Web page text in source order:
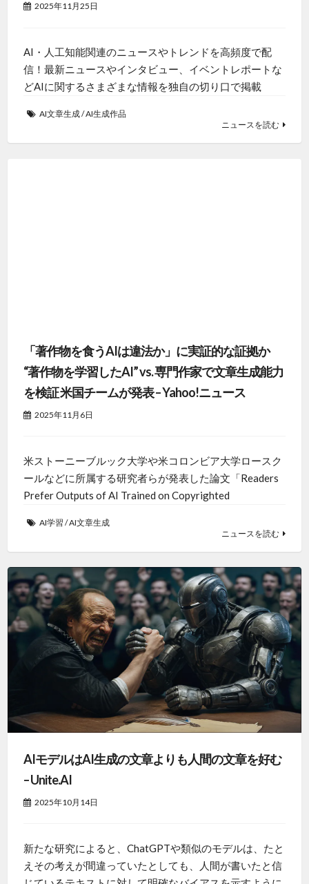
2025年11月25日
AI・人工知能関連のニュースやトレンドを高頻度で配
信！最新ニュースやインタビュー、イベントレポートな
どAIに関するさまざまな情報を独自の切り口で掲載
AI文章生成/AI生成作品
ニュースを読む
「著作物を食うAIは違法か」に実証的な証拠か
“著作物を学習したAI” vs. 専門作家で文章生成能力
を検証 米国チームが発表 – Yahoo!ニュース
2025年11月6日
米ストーニーブルック大学や米コロンビア大学ロースク
ールなどに所属する研究者らが発表した論文「Readers
Prefer Outputs of AI Trained on Copyrighted
AI学習 /AI文章生成
ニュースを読む
AIモデルはAI生成の文章よりも人間の文章を好む
– Unite.AI
2025年10月14日
新たな研究によると、ChatGPTや類似のモデルは、たと
えその考えが間違っていたとしても、人間が書いたと信